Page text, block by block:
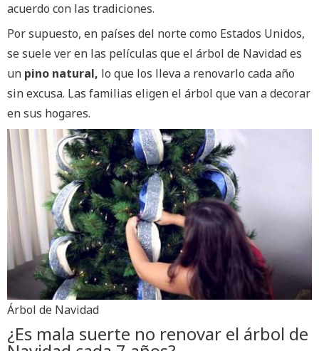
acuerdo con las tradiciones.
Por supuesto, en países del norte como Estados Unidos,
se suele ver en las películas que el árbol de Navidad es
un pino natural, lo que los lleva a renovarlo cada año
sin excusa. Las familias eligen el árbol que van a decorar
en sus hogares.
Árbol de Navidad
¿Es mala suerte no renovar el árbol de